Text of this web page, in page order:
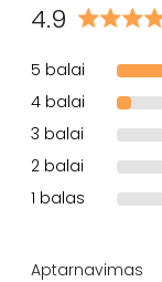
4.9
5 balai
4 balai
3 balai
2 balai
1 balas
Aptarnavimas